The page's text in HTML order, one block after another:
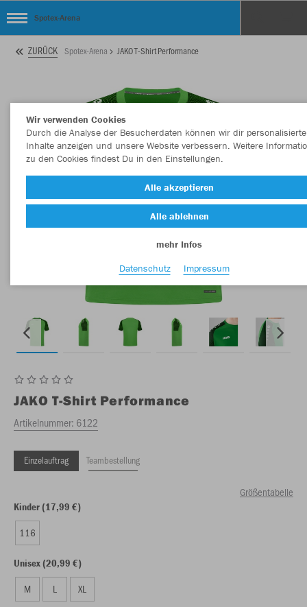
Spotex-Arena
ZURÜCK Spotex-Arena JAKO T-Shirt Performance
JAKO T-Shirt Performance
Artikelnummer: 6122
Einzelauftrag Teambestellung
Größentabelle
Kinder (17,99 €)
116
Unisex (20,99 €)
M L XL
Wir verwenden Cookies
Durch die Analyse der Besucherdaten können wir dir personalisierte
Inhalte anzeigen und unsere Website verbessern. Weitere
zu den Cookies findest Du in den Einstellungen.
Alle akzeptieren
Alle ablehnen
mehr Infos
Datenschutz
Impressum